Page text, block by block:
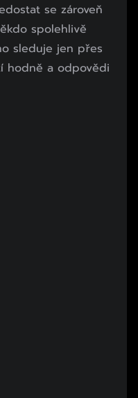
se zároveň
spolehlivě
sleduje jen přes
hodně a odpovědi